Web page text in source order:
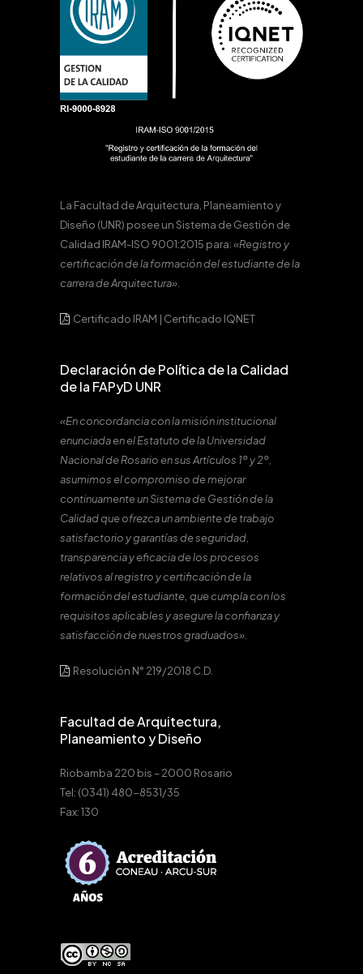
La Facultad de Arquitectura, Planeamiento y
Diseño (UNR) posee un Sistema de Gestión de
Calidad IRAM-ISO 9001:2015 para:«Registro y
certificación de la formación del estudiante de la
carrera de Arquitectura».
Certificado IRAM | Certificado IQNET
Declaración de Política de la Calidad
de la FAPyD UNR
«En concordancia con la misión institucional
enunciada en el Estatuto de la Universidad
Nacional de Rosario en sus Artículos 1º y 2º,
asumimos el compromiso de mejorar
continuamente un Sistema de Gestión de la
Calidad que ofrezca un ambiente de trabajo
satisfactorio y garantías de seguridad,
transparencia y eficacia de los procesos
relativos al registro y certificación de la
formación del estudiante, que cumpla con los
requisitos aplicables y asegure la confianza y
satisfacción de nuestros graduados».
Resolución N° 219/2018 C.D.
Facultad de Arquitectura,
Planeamiento y Diseño
Riobamba 220 bis – 2000 Rosario
Tel: (0341) 480-8531/35
Fax: 130